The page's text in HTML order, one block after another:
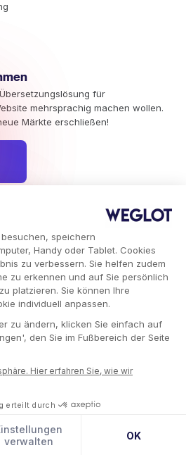
speichern
Handy oder Tablet. Cookies
zu verbessern. Sie helfen zudem
zu erkennen und auf Sie persönlich
platzieren. Sie können Ihre
individuell anpassen.
zu ändern, klicken Sie einfach auf
den Sie im Fußbereich der Seite
Hier erfahren Sie, wie wir
erteilt durch
verwalten
OK
für
mehrsprachig machen wollen.
Märkte erschließen!
Marketing.
Weglot Rechte vorbehalten.